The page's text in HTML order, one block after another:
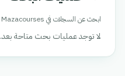
ابحث عن السجلات في Mazacourses من أي أتمتة.
لا توجد عمليات بحث متاحة بعد.